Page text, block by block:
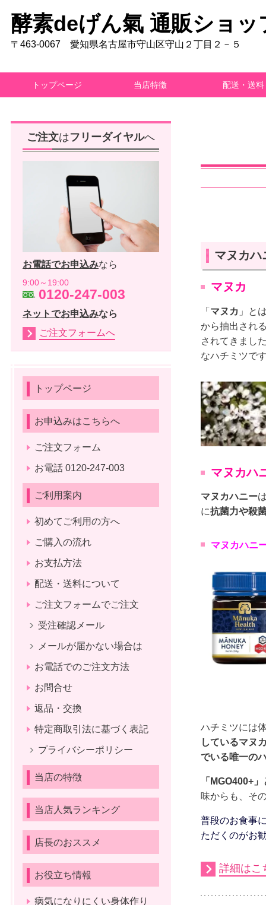
酵素deげん氣 通販ショッ
〒463-0067 愛知県名古屋市守山区守山２丁目２－５
トップページ 当店特徴 配送・送料
マヌカハ
マヌカ
「 マヌカ 」と
から抽出され
されてきまし
なハチミツで
マヌカハ
マヌカハニー
に抗菌力や殺
マヌカハニ
ハチミツには
しているマヌ
でいる唯一の
「MGO400+
味からも、そ
普段のお食事
ただくのがお
詳細はこ
ご注文はフリーダイヤルへ
お電話でお申込みなら
9:00～19:00
0120-247-003
ネットでお申込みなら
ご注文フォームへ
トップページ
お申込みはこちらへ
ご注文フォーム
お電話 0120-247-003
ご利用案内
初めてご利用の方へ
ご購入の流れ
お支払方法
配送・送料について
ご注文フォームでご注文
受注確認メール
メールが届かない場合は
お電話でのご注文方法
お問合せ
返品・交換
特定商取引法に基づく表記
プライバシーポリシー
当店の特徴
当店人気ランキング
店長のおススメ
お役立ち情報
病気になりにくい身体作り